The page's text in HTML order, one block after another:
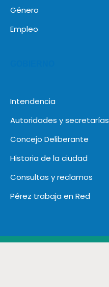
Género
Empleo
Intendencia
Autoridades y secretarías
Concejo Deliberante
Historia de la ciudad
Consultas y reclamos
Pérez trabaja en Red